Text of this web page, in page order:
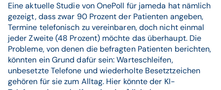
Eine aktuelle Studie von OnePoll für jameda hat nämlich
gezeigt, dass zwar 90 Prozent der Patienten angeben,
Termine telefonisch zu vereinbaren, doch nicht einmal
jeder Zweite (48 Prozent) möchte das überhaupt. Die
Probleme, von denen die befragten Patienten berichten,
könnten ein Grund dafür sein: Warteschleifen,
unbesetzte Telefone und wiederholte Besetztzeichen
gehören für sie zum Alltag. Hier könnte der KI-